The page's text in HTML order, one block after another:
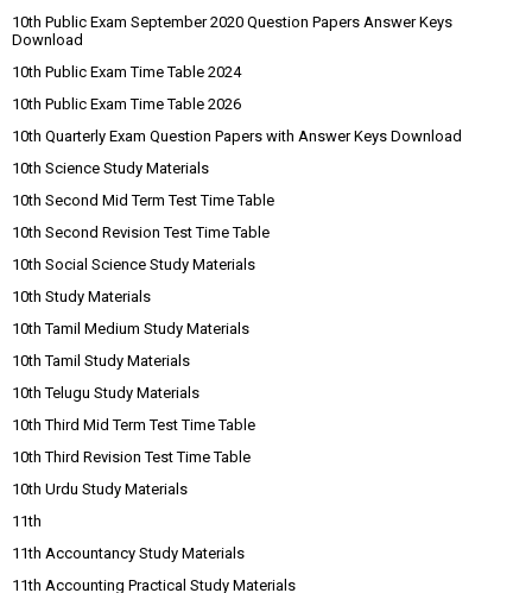
10th Public Exam September 2020 Question Papers Answer Keys
Download
10th Public Exam Time Table 2024
10th Public Exam Time Table 2026
10th Quarterly Exam Question Papers with Answer Keys Download
10th Science Study Materials
10th Second Mid Term Test Time Table
10th Second Revision Test Time Table
10th Social Science Study Materials
10th Study Materials
10th Tamil Medium Study Materials
10th Tamil Study Materials
10th Telugu Study Materials
10th Third Mid Term Test Time Table
10th Third Revision Test Time Table
10th Urdu Study Materials
11th
11th Accountancy Study Materials
11th Accounting Practical Study Materials